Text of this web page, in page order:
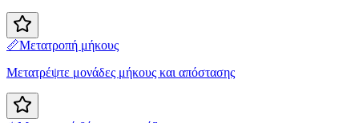
📏Μετατροπή μήκους
Μετατρέψτε μονάδες μήκους και απόστασης